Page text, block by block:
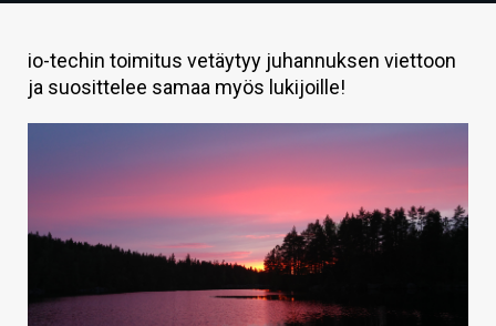
TIETOA
io-techin toimitus vetäytyy juhannuksen viettoon
ja suosittelee samaa myös lukijoille!